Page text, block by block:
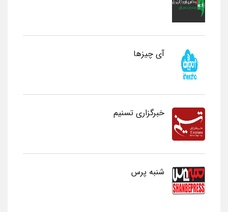
آی چیزها
خبرگزاری تسنیم
شنبه پرس